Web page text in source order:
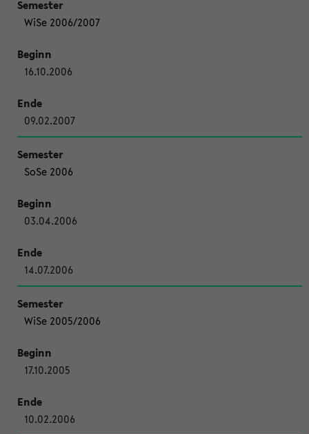
WiSe 2006/2007
16.10.2006
09.02.2007
SoSe 2006
03.04.2006
14.07.2006
WiSe 2005/2006
17.10.2005
10.02.2006